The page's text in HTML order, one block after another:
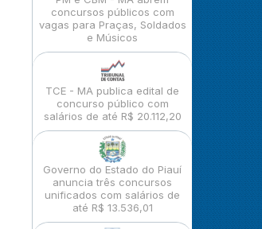
concursos públicos com
vagas para Praças, Soldados
e Músicos
TCE - MA publica edital de
concurso público com
salários de até R$ 20.112,20
Governo do Estado do Piauí
anuncia três concursos
unificados com salários de
até R$ 13.536,01